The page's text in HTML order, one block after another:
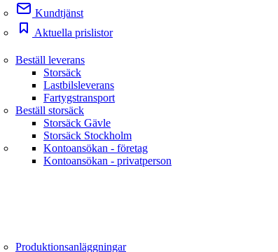
Kundtjänst
Aktuella prislistor
Beställ leverans
Storsäck
Lastbilsleverans
Fartygstransport
Beställ storsäck
Storsäck Gävle
Storsäck Stockholm
Kontoansökan - företag
Kontoansökan - privatperson
Produktionsanläggningar